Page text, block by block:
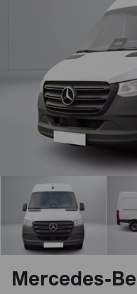
Mercedes-